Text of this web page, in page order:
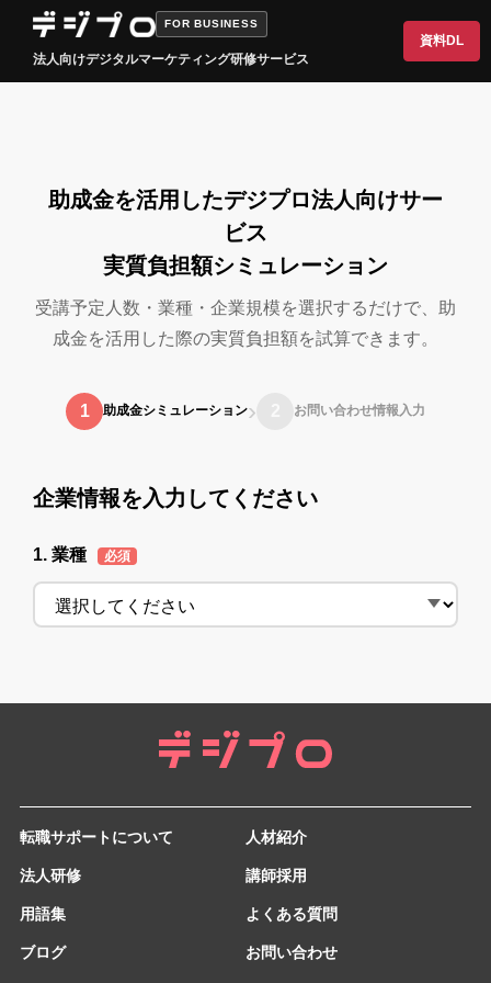
FOR BUSINESS
法人向けデジタルマーケティング研修サービス
資料DL
助成金を活用したデジプロ法人向けサー
ビス
実質負担額シミュレーション
受講予定人数・業種・企業規模を選択するだけで、助
成金を活用した際の実質負担額を試算できます。
1 助成金シミュレーション› お問い合わせ情報入力
企業情報を入力してください
1. 業種 必須
転職サポートについて 人材紹介
法人研修 講師採用
用語集 よくある質問
ブログ お問い合わせ